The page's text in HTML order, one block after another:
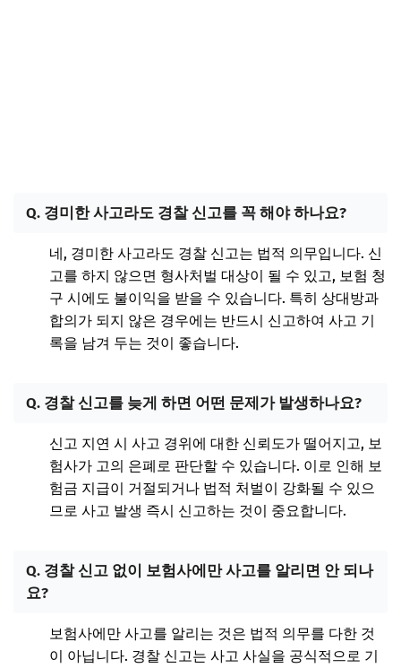
Q. 경미한 사고라도 경찰 신고를 꼭 해야 하나요?
네, 경미한 사고라도 경찰 신고는 법적 의무입니다. 신
고를 하지 않으면 형사처벌 대상이 될 수 있고, 보험 청
구 시에도 불이익을 받을 수 있습니다. 특히 상대방과
합의가 되지 않은 경우에는 반드시 신고하여 사고 기
록을 남겨 두는 것이 좋습니다.
Q. 경찰 신고를 늦게 하면 어떤 문제가 발생하나요?
신고 지연 시 사고 경위에 대한 신뢰도가 떨어지고, 보
험사가 고의 은폐로 판단할 수 있습니다. 이로 인해 보
험금 지급이 거절되거나 법적 처벌이 강화될 수 있으
므로 사고 발생 즉시 신고하는 것이 중요합니다.
Q. 경찰 신고 없이 보험사에만 사고를 알리면 안 되나
요?
보험사에만 사고를 알리는 것은 법적 의무를 다한 것
이 아닙니다. 경찰 신고는 사고 사실을 공식적으로 기